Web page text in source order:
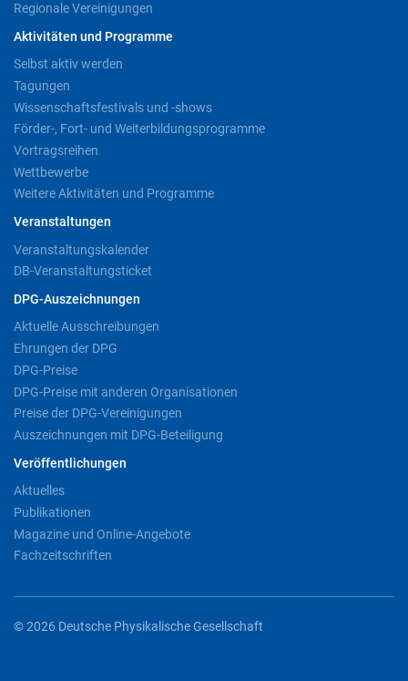
Regionale Vereinigungen
Aktivitäten und Programme
Selbst aktiv werden
Tagungen
Wissenschaftsfestivals und -shows
Förder-, Fort- und Weiterbildungsprogramme
Vortragsreihen
Wettbewerbe
Weitere Aktivitäten und Programme
Veranstaltungen
Veranstaltungskalender
DB-Veranstaltungsticket
DPG-Auszeichnungen
Aktuelle Ausschreibungen
Ehrungen der DPG
DPG-Preise
DPG-Preise mit anderen Organisationen
Preise der DPG-Vereinigungen
Auszeichnungen mit DPG-Beteiligung
Veröffentlichungen
Aktuelles
Publikationen
Magazine und Online-Angebote
Fachzeitschriften
© 2026 Deutsche Physikalische Gesellschaft